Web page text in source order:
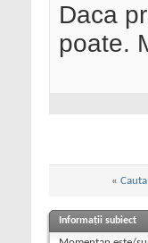
Daca
poate.
«
Informații subiect